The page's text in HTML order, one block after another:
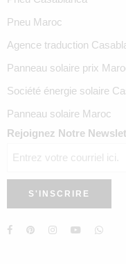
Pneu Maroc
Agence traduction
Panneau solaire prix
Société énergie solaire
Panneau solaire Maroc
Rejoignez Notre